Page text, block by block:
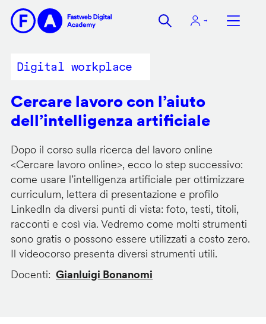
contenuto
Digital workplace
Cercare lavoro con l’aiuto
dell’intelligenza artificiale
Dopo il corso sulla ricerca del lavoro online
<Cercare lavoro online>, ecco lo step successivo:
come usare l’intelligenza artificiale per ottimizzare
curriculum, lettera di presentazione e profilo
LinkedIn da diversi punti di vista: foto, testi, titoli,
racconti e così via. Vedremo come molti strumenti
sono gratis o possono essere utilizzati a costo zero.
Il videocorso presenta diversi strumenti utili.
Docenti
Gianluigi Bonanomi